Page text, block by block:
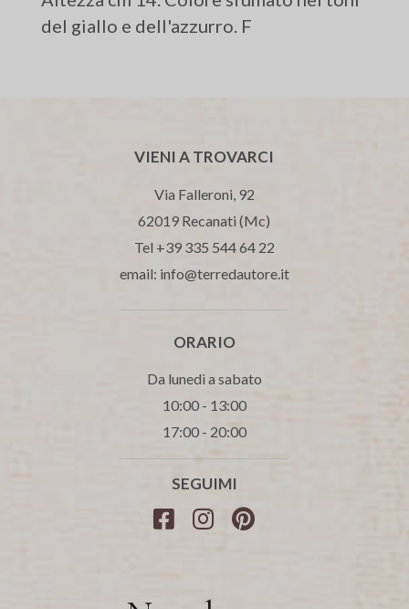
del giallo e dell'azzurro. F
VIENI A TROVARCI
Via Falleroni, 92
62019 Recanati (Mc)
Tel +39 335 544 64 22
email: info@terredautore.it
ORARIO
Da lunedì a sabato
10:00 - 13:00
17:00 - 20:00
SEGUIMI